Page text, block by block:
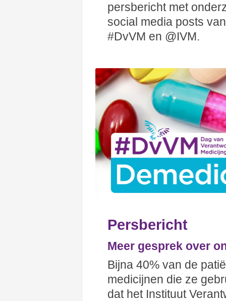
persbericht met
social media posts
#DvVM en @IVM.
Persbericht
Meer gesprek over
Bijna 40% van de
medicijnen die ze
dat het Instituut